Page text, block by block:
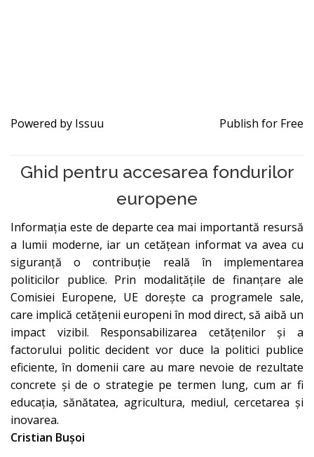
Powered by Issuu Publish for Free
Ghid pentru accesarea fondurilor
europene
Informația este de departe cea mai importantă resursă
a lumii moderne, iar un cetățean informat va avea cu
siguranță o contribuție reală în implementarea
politicilor publice. Prin modalitățile de finanțare ale
Comisiei Europene, UE dorește ca programele sale,
care implică cetățenii europeni în mod direct, să aibă un
impact vizibil. Responsabilizarea cetățenilor și a
factorului politic decident vor duce la politici publice
eficiente, în domenii care au mare nevoie de rezultate
concrete și de o strategie pe termen lung, cum ar fi
educația, sănătatea, agricultura, mediul, cercetarea și
inovarea.
Cristian Bușoi